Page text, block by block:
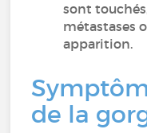
sont
métastases
apparition.
de la